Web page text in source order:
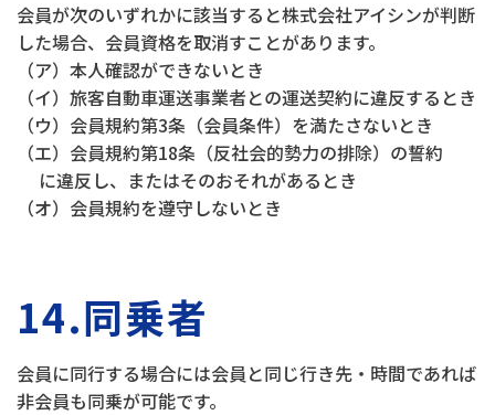
会員が次のいずれかに該当すると株式会社アイシンが判断
した場合、会員資格を取消すことがあります。
（ア）本人確認ができないとき
（イ）旅客自動車運送事業者との運送契約に違反するとき
（ウ）会員規約第3条（会員条件）を満たさないとき
（エ）会員規約第18条（反社会的勢力の排除）の誓約
に違反し、またはそのおそれがあるとき
（オ）会員規約を遵守しないとき
14.同乗者
会員に同行する場合には会員と同じ行き先・時間であれば
非会員も同乗が可能です。